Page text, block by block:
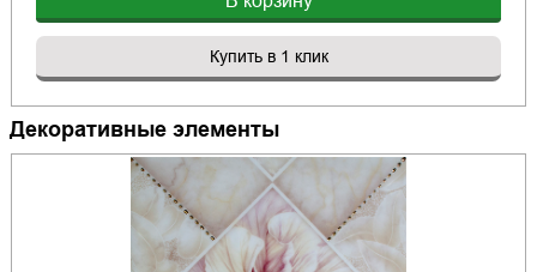
Купить в 1 клик
Декоративные элементы